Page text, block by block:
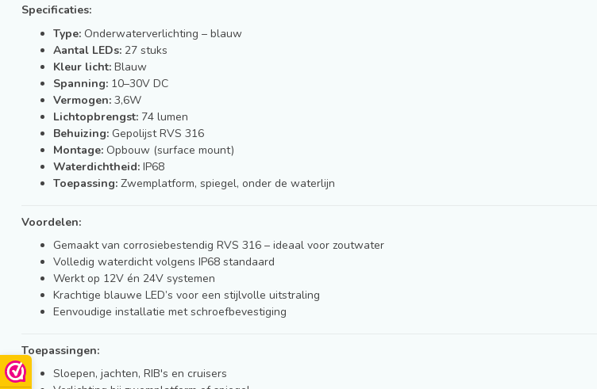
Specificaties:
Type: Onderwaterverlichting – blauw
Aantal LEDs: 27 stuks
Kleur licht: Blauw
Spanning: 10–30V DC
Vermogen: 3,6W
Lichtopbrengst: 74 lumen
Behuizing: Gepolijst RVS 316
Montage: Opbouw (surface mount)
Waterdichtheid: IP68
Toepassing: Zwemplatform, spiegel, onder de waterlijn
Voordelen:
Gemaakt van corrosiebestendig RVS 316 – ideaal voor zoutwater
Volledig waterdicht volgens IP68 standaard
Werkt op 12V én 24V systemen
Krachtige blauwe LED’s voor een stijlvolle uitstraling
Eenvoudige installatie met schroefbevestiging
Toepassingen:
Sloepen, jachten, RIB's en cruisers